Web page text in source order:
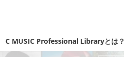
C MUSIC Professional Libraryとは？